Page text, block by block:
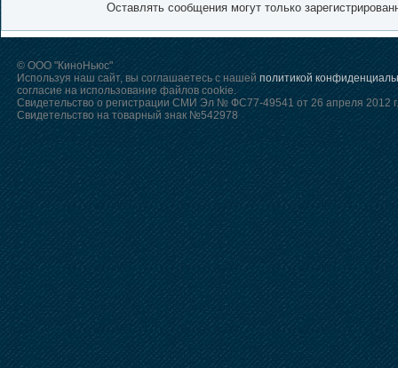
Оставлять сообщения могут только
© ООО "КиноНьюс"
Используя наш сайт, вы соглашаетесь с нашей политикой
согласие на использование файлов cookie.
Свидетельство о регистрации СМИ Эл № ФС77-49541 от 26 апреля 2012 г.
Свидетельство на товарный знак №542978